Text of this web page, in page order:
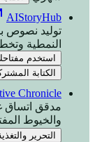
AIStoryHub
توليد نصوص
النمطية
استخدم
الكتابة
Chronicle
مدقق اتساق
والخيوط
التحرير